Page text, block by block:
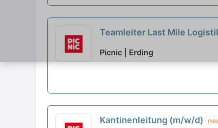
Teamleiter Last Mile
Picnic | Erding
Kantinenleitung (m/w/d)